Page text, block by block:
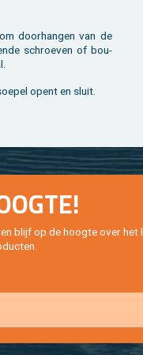
door­han­gen van de
schroe­ven of bou­
opent en sluit.
blijf op de hoog­te over het